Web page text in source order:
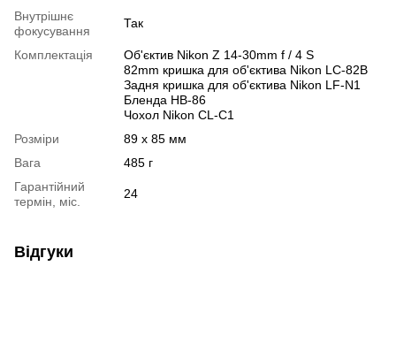
Внутрішнє
фокусування
Так
Комплектація
Об'єктив Nikon Z 14-30mm f / 4 S
82mm кришка для об'єктива Nikon LC-82B
Задня кришка для об'єктива Nikon LF-N1
Бленда HB-86
Чохол Nikon CL-C1
Розміри
89 x 85 мм
Вага
485 г
Гарантійний
термін, міс.
24
Відгуки